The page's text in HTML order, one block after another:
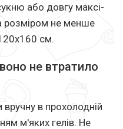
або довгу максі-
розміром не менше
см.
не втратило
в прохолодній
м'яких гелів. Не